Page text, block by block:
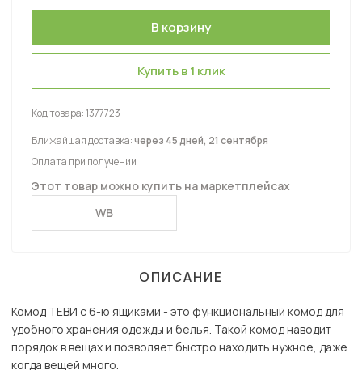
Купить в 1 клик
Код товара:1377723
Ближайшая доставка:через 45 дней, 21 сентября
Оплата при получении
Этот товар можно купить на маркетплейсах
WB
ОПИСАНИЕ
Комод ТЕВИ с 6-ю ящиками - это функциональный комод для
удобного хранения одежды и белья. Такой комод наводит
порядок в вещах и позволяет быстро находить нужное, даже
когда вещей много.